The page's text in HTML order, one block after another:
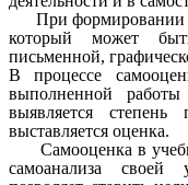
При формировании
который может
письменной,
В процессе
выполненной
выявляется степень
выставляется оценка.
Самооценка в
самоанализа своей